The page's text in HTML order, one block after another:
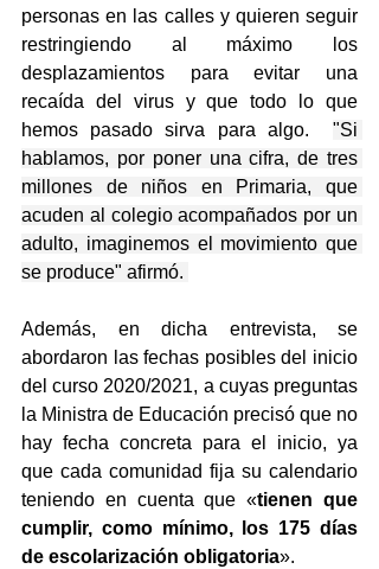
personas en las calles y quieren seguir
restringiendo al máximo los
desplazamientos para evitar una
recaída del virus y que todo lo que
hemos pasado sirva para algo. "Si
hablamos, por poner una cifra, de tres
millones de niños en Primaria, que
acuden al colegio acompañados por un
adulto, imaginemos el movimiento que
se produce" afirmó.
Además, en dicha entrevista, se
abordaron las fechas posibles del inicio
del curso 2020/2021, a cuyas preguntas
la Ministra de Educación precisó que no
hay fecha concreta para el inicio, ya
que cada comunidad fija su calendario
teniendo en cuenta que «tienen que
cumplir, como mínimo, los 175 días
de escolarización obligatoria».